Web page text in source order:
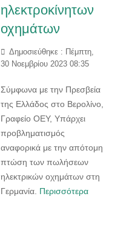
ηλεκτροκίνητων
οχημάτων
Δημοσιεύθηκε : Πέμπτη,
30 Νοεμβρίου 2023 08:35
Σύμφωνα με την Πρεσβεία
της Ελλάδος στο Βερολίνο,
Γραφείο ΟΕΥ, Υπάρχει
προβληματισμός
αναφορικά με την απότομη
πτώση των πωλήσεων
ηλεκτρικών οχημάτων στη
Γερμανία. Περισσότερα